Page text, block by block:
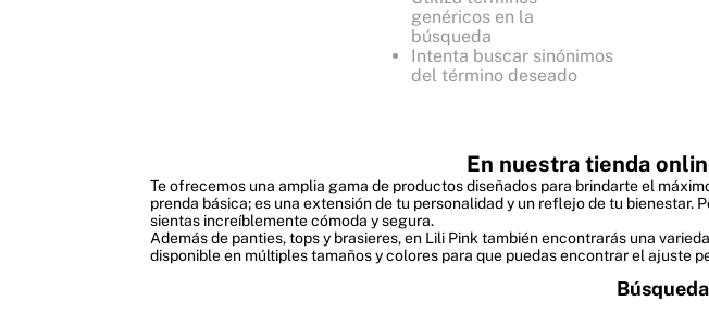
genéricos en la
búsqueda
Intenta buscar sinónimos
del término deseado
En nuestra tienda
Te ofrecemos una amplia gama de productos diseñados para brindarte el
prenda básica; es una extensión de tu personalidad y un reflejo de tu
sientas increíblemente cómoda y segura.
Además de panties, tops y brasieres, en Lili Pink también encontrarás una
disponible en múltiples tamaños y colores para que puedas encontrar el ajuste